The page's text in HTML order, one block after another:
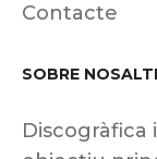
Contacte
SOBRE